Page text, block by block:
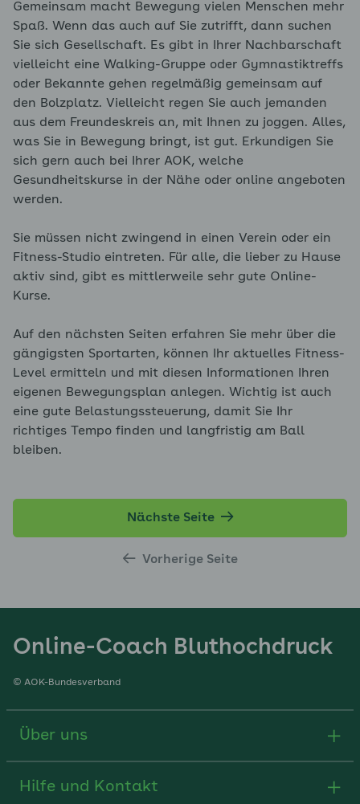
Gemeinsam macht Bewegung vielen Menschen mehr
Spaß. Wenn das auch auf Sie zutrifft, dann suchen
Sie sich Gesellschaft. Es gibt in Ihrer Nachbarschaft
vielleicht eine Walking-Gruppe oder Gymnastiktreffs
oder Bekannte gehen regelmäßig gemeinsam auf
den Bolzplatz. Vielleicht regen Sie auch jemanden
aus dem Freundeskreis an, mit Ihnen zu joggen. Alles,
was Sie in Bewegung bringt, ist gut. Erkundigen Sie
sich gern auch bei Ihrer AOK, welche
Gesundheitskurse in der Nähe oder online angeboten
werden.
Sie müssen nicht zwingend in einen Verein oder ein
Fitness-Studio eintreten. Für alle, die lieber zu Hause
aktiv sind, gibt es mittlerweile sehr gute Online-
Kurse.
Auf den nächsten Seiten erfahren Sie mehr über die
gängigsten Sportarten, können Ihr aktuelles Fitness-
Level ermitteln und mit diesen Informationen Ihren
eigenen Bewegungsplan anlegen. Wichtig ist auch
eine gute Belastungssteuerung, damit Sie Ihr
richtiges Tempo finden und langfristig am Ball
bleiben.
Vorherige Seite
Nächste Seite
Online-Coach Bluthochdruck
© AOK-Bundesverband
Über uns
Hilfe und Kontakt